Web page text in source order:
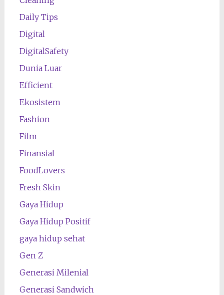
Daily Tips
Digital
DigitalSafety
Dunia Luar
Efficient
Ekosistem
Fashion
Film
Finansial
FoodLovers
Fresh Skin
Gaya Hidup
Gaya Hidup Positif
gaya hidup sehat
Gen Z
Generasi Milenial
Generasi Sandwich